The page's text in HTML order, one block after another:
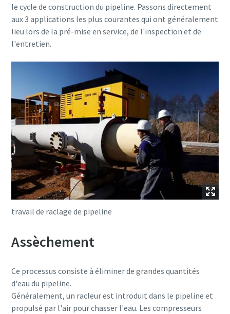
le cycle de construction du pipeline. Passons directement
aux 3 applications les plus courantes qui ont généralement
lieu lors de la pré-mise en service, de l'inspection et de
l'entretien.
travail de raclage de pipeline
Assèchement
Ce processus consiste à éliminer de grandes quantités
d'eau du pipeline.
Généralement, un racleur est introduit dans le pipeline et
propulsé par l'air pour chasser l'eau. Les compresseurs